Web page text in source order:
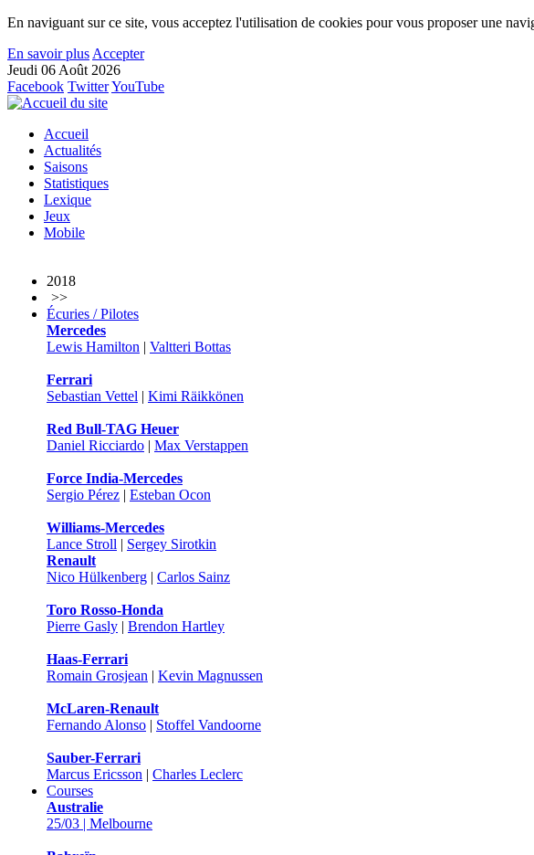
En naviguant sur ce site, vous acceptez l'utilisation de cookies pour vous proposer une
En savoir plus Accepter
Jeudi 06 Août 2026
Facebook TwitterYouTube
Accueil
Actualités
Saisons
Statistiques
Lexique
Jeux
Mobile
2018
>>
Écuries / Pilotes
Mercedes
Lewis Hamilton | Valtteri Bottas
Ferrari
Sebastian Vettel | Kimi Räikkönen
Red Bull-TAG Heuer
Daniel Ricciardo | Max Verstappen
Force India-Mercedes
Sergio Pérez | Esteban Ocon
Williams-Mercedes
Lance Stroll | Sergey Sirotkin
Renault
Nico Hülkenberg | Carlos Sainz
Toro Rosso-Honda
Pierre Gasly | Brendon Hartley
Haas-Ferrari
Romain Grosjean | Kevin Magnussen
McLaren-Renault
Fernando Alonso | Stoffel Vandoorne
Sauber-Ferrari
Marcus Ericsson | Charles Leclerc
Courses
Australie
25/03 | Melbourne